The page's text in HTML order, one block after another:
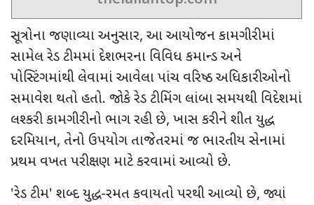
સૂત્રોના જણાવ્યા અનુસાર, આ આયોજન કામગીરીમાં
સામેલ રેડ ટીમમાં દેશભરના વિવિધ કમાન્ડ અને
પોસ્ટિંગમાંથી લેવામાં આવેલા પાંચ વરિષ્ઠ અધિકારીઓનો
સમાવેશ થતો હતો. જોકે રેડ ટીમિંગ લાંબા સમયથી વિદેશમાં
લશ્કરી કામગીરીનો ભાગ રહી છે, ખાસ કરીને શીત યુદ્ધ
દરમિયાન, તેનો ઉપયોગ તાજેતરમાં જ ભારતીય સેનામાં
પ્રથમ વખત પરીક્ષણ માટે કરવામાં આવ્યો છે.
'રેડ ટીમ' શબ્દ યુદ્ધ-રમત કવાયતો પરથી આવ્યો છે, જ્યાં